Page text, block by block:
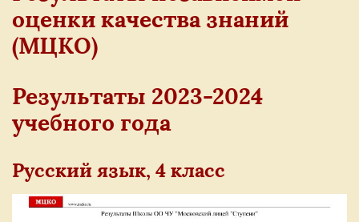
оценки качества знаний
(МЦКО)
Результаты 2023-2024
учебного года
Русский язык, 4 класс